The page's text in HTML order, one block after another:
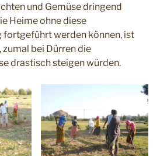
und Gemüse dringend
Heime ohne diese
fortgeführt werden können, ist
bei Dürren die
drastisch steigen würden.